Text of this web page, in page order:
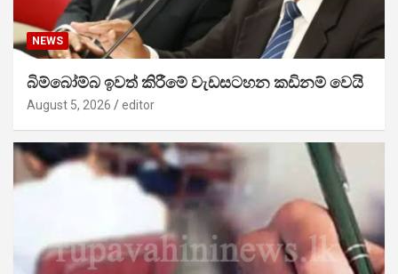
NEWS
බිම්බෝම්බ ඉවත් කිරීමේ වැඩසටහන කඩිනම් වෙයි
August 5, 2026 editor